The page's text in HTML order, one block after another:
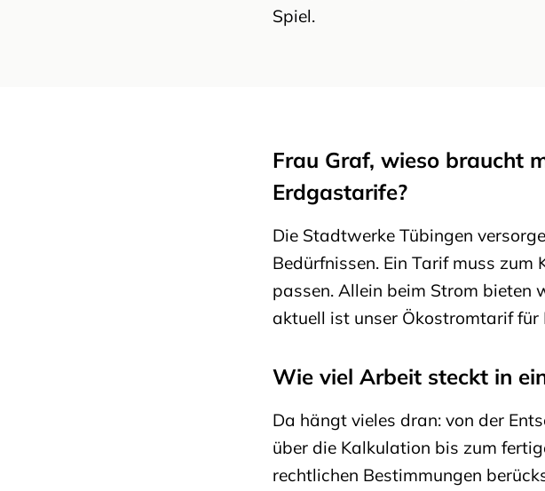
Spiel.
Frau Graf, wieso braucht
Erdgastarife?
Die Stadtwerke Tübingen
Bedürfnissen. Ein Tarif muss zum
passen. Allein beim Strom bieten
aktuell ist unser Ökostromtarif
Wie viel Arbeit steckt in
Da hängt vieles dran: von der
über die Kalkulation bis zum
rechtlichen Bestimmungen